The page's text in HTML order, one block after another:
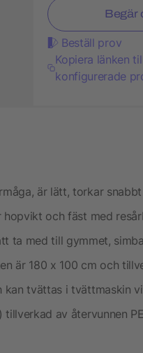
Begär
Beställ prov
Kopiera länken
konfigurerade
är lätt, torkar
och fäst med
ta med till gymmet,
är 180 x 100 cm och
kan tvättas i tvättmaskin
av återvunnen